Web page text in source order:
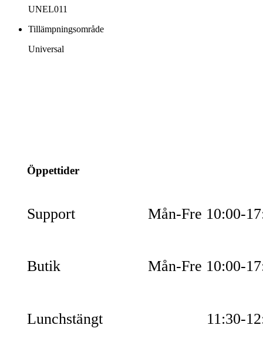
UNEL011
Tillämpningsområde
Universal
Öppettider
Support Mån-Fre 10:00-
Butik Mån-Fre 10:00-
Lunchstängt 11:30-